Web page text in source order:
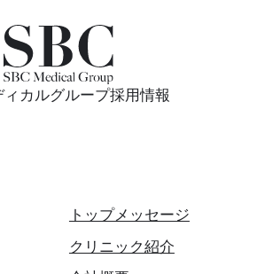
ィカルグループ採用情報
トップメッセージ
クリニック紹介